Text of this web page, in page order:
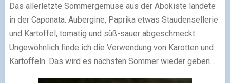
Das allerletzte Sommergemüse aus der Abokiste landete
in der Caponata. Aubergine, Paprika etwas Staudensellerie
und Kartoffel, tomatig und süß-sauer abgeschmeckt.
Ungewöhnlich finde ich die Verwendung von Karotten und
Kartoffeln. Das wird es nächsten Sommer wieder geben….